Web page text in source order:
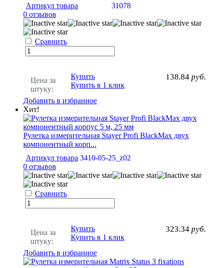
Артикул товара
31078
0 отзывов
Сравнить
Цена за
штуку:
138.84 руб.
Купить
Купить в 1 клик
Добавить в избранное
Хит!
Рулетка измерительная Stayer Profi BlackMax двух
компонентный корп...
Артикул товара 3410-05-25_z02
0 отзывов
Сравнить
Цена за
штуку:
323.34 руб.
Купить
Купить в 1 клик
Добавить в избранное